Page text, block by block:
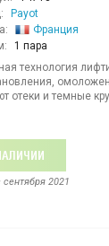
Payot
Франция
1 пара
технология
отеки и темные
сентября 2021